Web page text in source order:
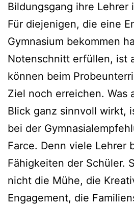
Bildungsgang ihre Lehrer
Für diejenigen, die eine
Gymnasium bekommen
Notenschnitt erfüllen, ist
können beim
Ziel noch erreichen. Was
Blick ganz sinnvoll wirkt,
bei der
Farce. Denn viele Lehrer
Fähigkeiten der Schüler.
nicht die Mühe, die
Engagement, die